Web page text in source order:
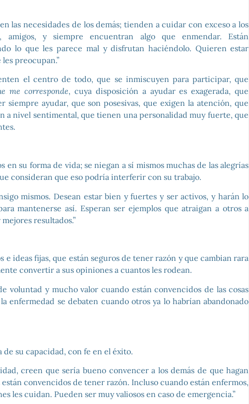
las necesidades de los demás; tienden a cuidar con exceso a los
amigos, y siempre encuentran algo que enmendar. Están
lo que les parece mal y disfrutan haciéndolo. Quieren estar
preocupan.”
el centro de todo, que se inmiscuyen para participar, que
me corresponde, cuya disposición a ayudar es exagerada, que
siempre ayudar, que son posesivas, que exigen la atención, que
a nivel sentimental, que tienen una personalidad muy fuerte, que
en su forma de vida; se niegan a sí mismos muchas de las alegrías
consideran que eso podría interferir con su trabajo.
mismos. Desean estar bien y fuertes y ser activos, y harán lo
mantenerse así. Esperan ser ejemplos que atraigan a otros a
resultados.”
e ideas fijas, que están seguros de tener razón y que cambian rara
convertir a sus opiniones a cuantos les rodean.
voluntad y mucho valor cuando están convencidos de las cosas
enfermedad se debaten cuando otros ya lo habrían abandonado
de su capacidad, con fe en el éxito.
creen que sería bueno convencer a los demás de que hagan
están convencidos de tener razón. Incluso cuando están enfermos,
les cuidan. Pueden ser muy valiosos en caso de emergencia.”